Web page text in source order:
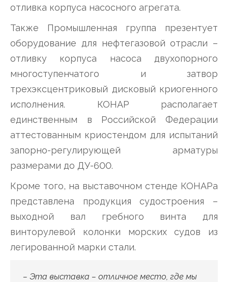
отливка корпуса насосного агрегата.
Также Промышленная группа презентует
оборудование для нефтегазовой отрасли –
отливку корпуса насоса двухопорного
многоступенчатого и затвор
трехэксцентриковый дисковый криогенного
исполнения. КОНАР располагает
единственным в Российской Федерации
аттестованным криостендом для испытаний
запорно-регулирующей арматуры
размерами до ДУ-600.
Кроме того, на выставочном стенде КОНАРа
представлена продукция судостроения –
выходной вал гребного винта для
винторулевой колонки морских судов из
легированной марки стали.
– Эта выставка – отличное место, где мы